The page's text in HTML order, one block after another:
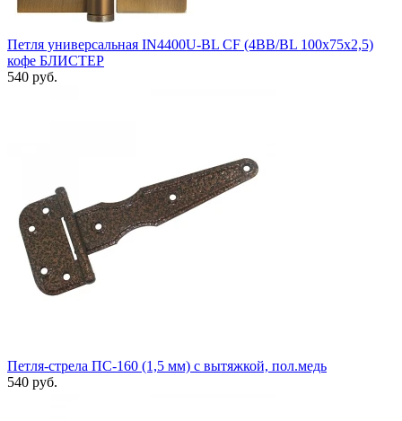
Петля универсальная IN4400U-BL CF (4BB/BL 100x75x2,5)
кофе БЛИСТЕР
540 руб.
Петля-стрела ПС-160 (1,5 мм) с вытяжкой, пол.медь
540 руб.